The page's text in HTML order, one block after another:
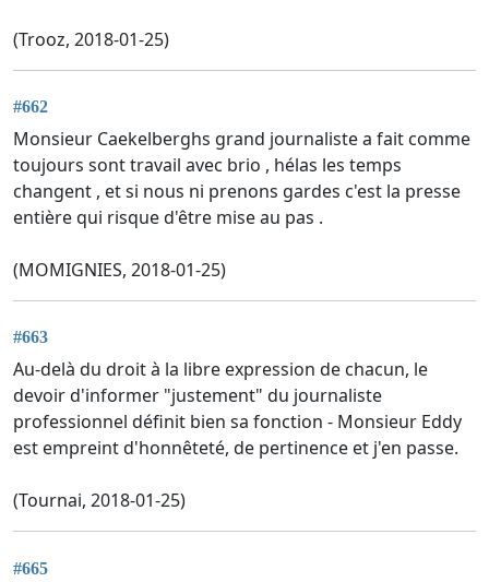
(Trooz, 2018-01-25)
#662
Monsieur Caekelberghs grand journaliste a fait comme
toujours sont travail avec brio , hélas les temps
changent , et si nous ni prenons gardes c'est la presse
entière qui risque d'être mise au pas .
(MOMIGNIES, 2018-01-25)
#663
Au-delà du droit à la libre expression de chacun, le
devoir d'informer "justement" du journaliste
professionnel définit bien sa fonction - Monsieur Eddy
est empreint d'honnêteté, de pertinence et j'en passe.
(Tournai, 2018-01-25)
#665